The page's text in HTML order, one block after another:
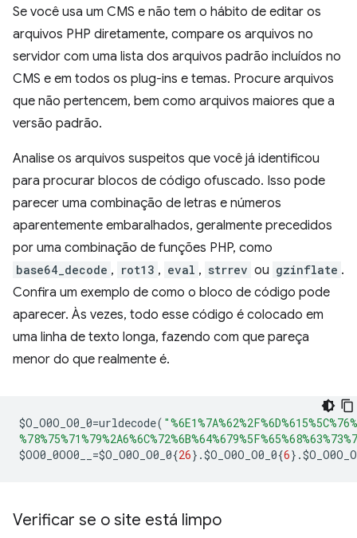
Se você usa um CMS e não tem o hábito de editar os
arquivos PHP diretamente, compare os arquivos no
servidor com uma lista dos arquivos padrão incluídos no
CMS e em todos os plug-ins e temas. Procure arquivos
que não pertencem, bem como arquivos maiores que a
versão padrão.
Analise os arquivos suspeitos que você já identificou
para procurar blocos de código ofuscado. Isso pode
parecer uma combinação de letras e números
aparentemente embaralhados, geralmente precedidos
por uma combinação de funções PHP, como
base64_decode , rot13 , eval , strrev ou gzinflate .
Confira um exemplo de como o bloco de código pode
aparecer. Às vezes, todo esse código é colocado em
uma linha de texto longa, fazendo com que pareça
menor do que realmente é.
$O_O0O_O0_0=urldecode(
$OO0_0OO0__ =$O_O0O_O0_0{26}.$O_O0O_O0_0{6}.$
Verificar se o site está limpo